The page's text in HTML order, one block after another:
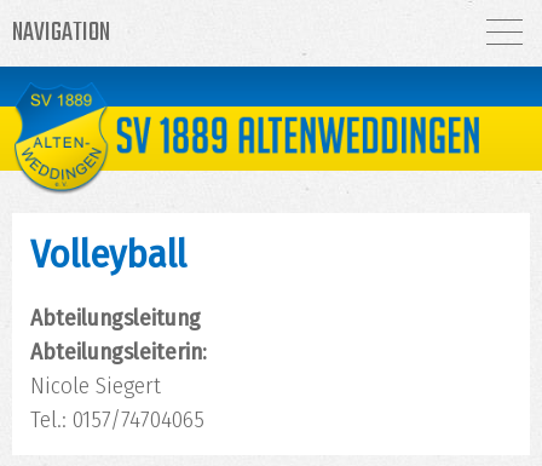
NAVIGATION
Volleyball
Abteilungsleitung
Abteilungsleiterin:
Nicole Siegert
Tel.: 0157/74704065